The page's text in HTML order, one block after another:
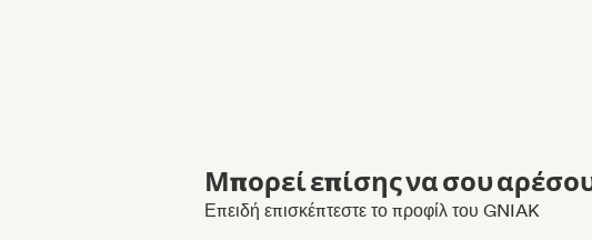
Μπορεί επίσης να σου
Επειδή επισκέπτεστε το προφίλ του GNIAK